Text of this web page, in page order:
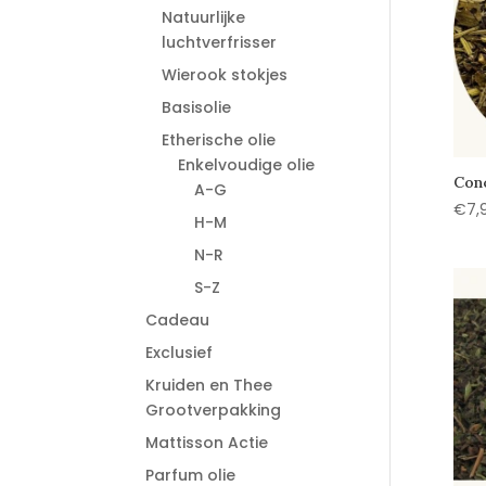
€
Natuurlijke
luchtverfrisser
Wierook stokjes
Basisolie
Etherische olie
Enkelvoudige olie
A-G
H-M
N-R
S-Z
Cadeau
Exclusief
Kruiden en Thee
Grootverpakking
Mattisson Actie
Parfum olie